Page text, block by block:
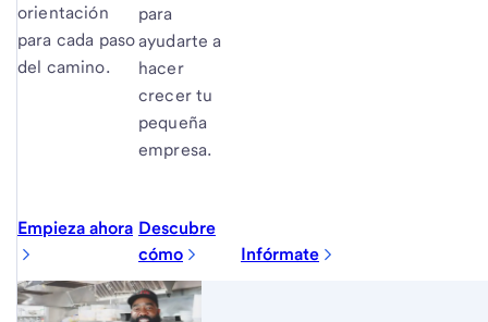
orientación
para cada paso
del camino.
Empieza ahora
para
ayudarte a
hacer
crecer tu
pequeña
empresa.
Descubre
cómo
Infórmate